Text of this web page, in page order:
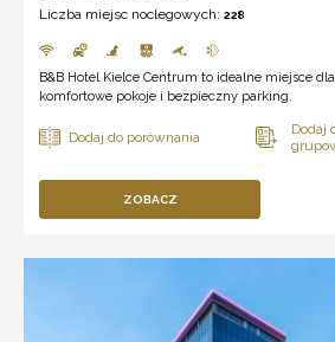
Liczba miejsc noclegowych: 228
B&B Hotel Kielce Centrum to idealne miejsce
komfortowe pokoje i bezpieczny parking.
ZOBACZ